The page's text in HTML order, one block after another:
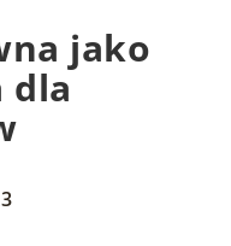
jako
dla